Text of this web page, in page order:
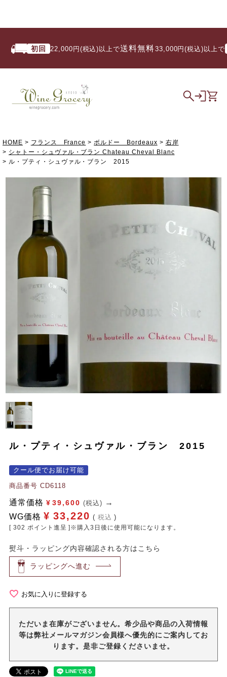
初回 22,000円(税込)以上で送料無料/ 33,000円(税込)以上で い
HOME フランス France ボルドー Bordeaux
右岸
シャトー・シュヴァル・ブラン Chateau Cheval Blanc
ル・プティ・シュヴァル・ブラン 2015
ル・プティ・シュヴァル・ブラン 2015
クール便でお届け可能
商品番号 CD6118
通常価格 ¥ 39,600 (税込)
WG価格 ¥ 33,220 税込
[ 302 ポイント進呈 ]※購入3日後に使用可能になります。
熨斗・ラッピング内容確認される方はこちら
ラッピングへ進む
お気に入りに登録する
ただいま在庫がございません。希少品や商品の入荷情報
等は弊社メールマガジン会員様へ優先的にご案内してお
ります。是非ご登録くださいませ。